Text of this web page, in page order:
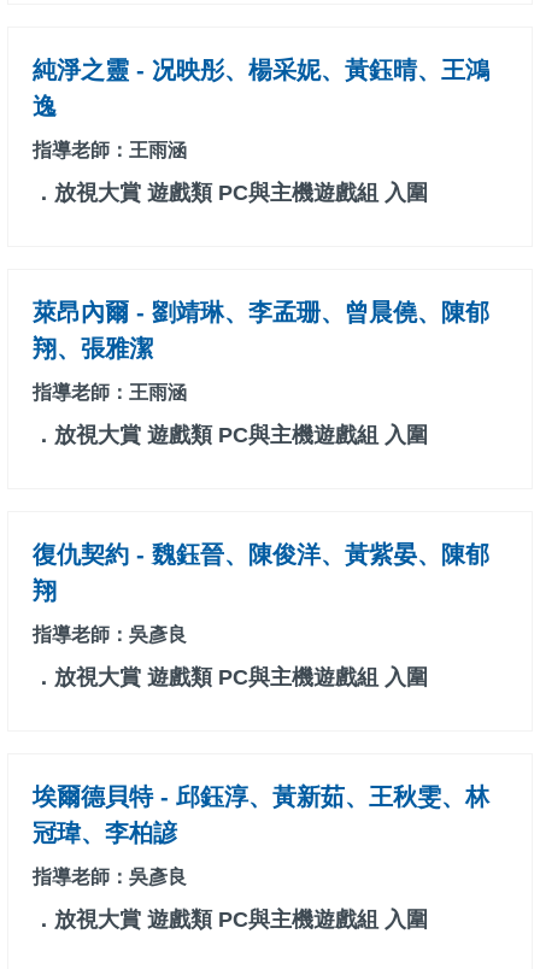
純淨之靈 - 况映彤、楊采妮、黃鈺晴、王鴻
逸
指導老師：王雨涵
．放視大賞 遊戲類 PC與主機遊戲組 入圍
萊昂內爾 - 劉靖琳、李孟珊、曾晨僥、陳郁
翔、張雅潔
指導老師：王雨涵
．放視大賞 遊戲類 PC與主機遊戲組 入圍
復仇契約 - 魏鈺晉、陳俊洋、黃紫晏、陳郁
翔
指導老師：吳彥良
．放視大賞 遊戲類 PC與主機遊戲組 入圍
埃爾德貝特 - 邱鈺淳、黃新茹、王秋雯、林
冠瑋、李柏諺
指導老師：吳彥良
．放視大賞 遊戲類 PC與主機遊戲組 入圍